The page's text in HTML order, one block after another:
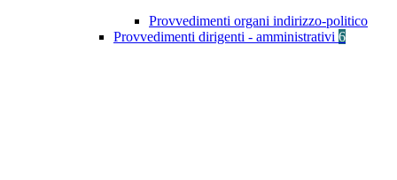
Provvedimenti organi indirizzo-politico
Provvedimenti dirigenti - amministrativi 6